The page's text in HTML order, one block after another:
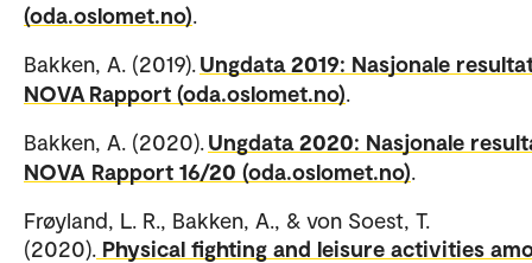
(oda.oslomet.no).
Bakken, A. (2019).Ungdata 2019: Nasjonale
NOVA Rapport (oda.oslomet.no).
Bakken, A. (2020).Ungdata 2020: Nasjonale
NOVA Rapport 16/20 (oda.oslomet.no).
Frøyland, L. R., Bakken, A., & von Soest, T.
(2020). Physical fighting and leisure activities